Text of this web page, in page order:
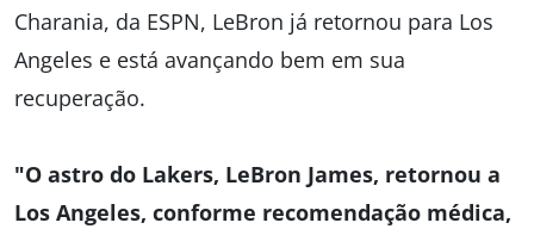
Charania, da ESPN, LeBron já retornou para Los
Angeles e está avançando bem em sua
recuperação.
"O astro do Lakers, LeBron James, retornou a
Los Angeles, conforme recomendação médica,